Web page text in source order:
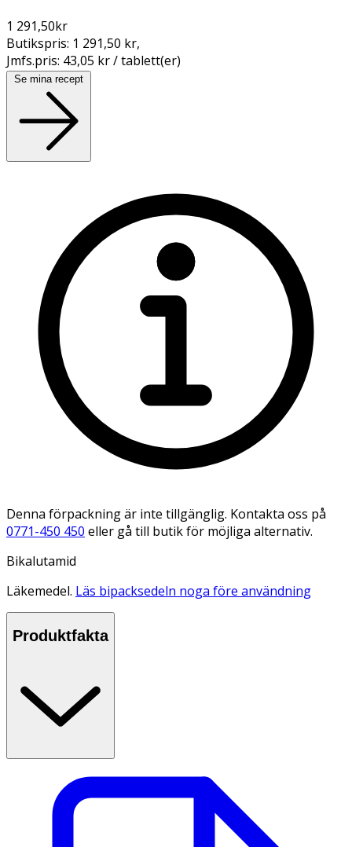
1 291,50kr
Butikspris: 1 291,50 kr,
Jmfs.pris: 43,05 kr / tablett(er)
Se mina recept
Denna förpackning är inte tillgänglig. Kontakta oss på
0771-450 450 eller gå till butik för möjliga alternativ.
Bikalutamid
Läkemedel. Läs bipacksedeln noga före användning
Produktfakta